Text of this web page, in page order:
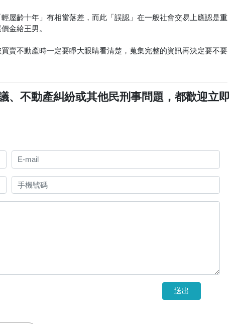
屋齡十年」有相當落差，而此「誤認」在一般社會交易上應認是重
金給王男。
賣不動產時一定要睜大眼睛看清楚，蒐集完整的資訊再決定要不要
、不動產糾紛或其他民刑事問題，都歡迎立即
送出